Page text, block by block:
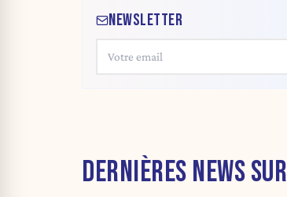
NEWSLETTER
DERNIÈRES NEWS SUR